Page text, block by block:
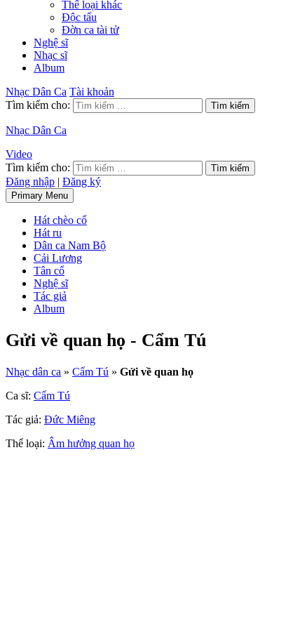
Thể loại khác
Độc tấu
Đờn ca tài tử
Nghệ sĩ
Nhạc sĩ
Album
Nhạc Dân Ca Tài khoản
Tìm kiếm cho:
Nhạc Dân Ca
Video
Tìm kiếm cho:
Đăng nhập | Đăng ký
Primary Menu
Hát chèo cổ
Hát ru
Dân ca Nam Bộ
Cải Lương
Tân cổ
Nghệ sĩ
Tác giả
Album
Gửi về quan họ - Cẩm Tú
Nhạc dân ca » Cẩm Tú » Gửi về quan họ
Ca sĩ: Cẩm Tú
Tác giả: Đức Miêng
Thể loại: Âm hưởng quan họ